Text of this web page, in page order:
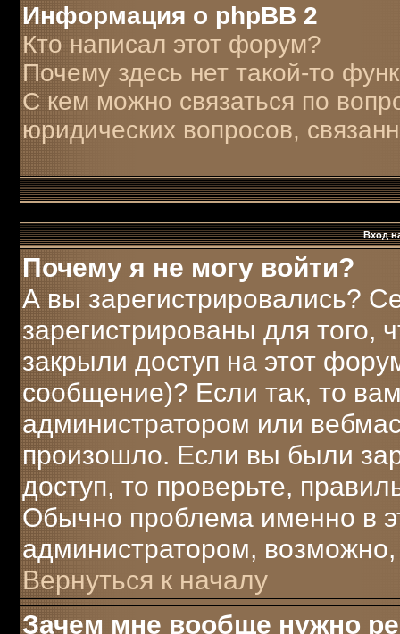
Информация о phpBB 2
Кто написал этот форум?
Почему здесь нет такой-то
С кем можно связаться по
юридических вопросов,
Вход
Почему я не могу войти?
А вы зарегистрировались?
зарегистрированы для
закрыли доступ на этот
сообщение)? Если так, то
администратором или
произошло. Если вы были
доступ, то проверьте,
Обычно проблема именно в
администратором,
Вернуться к началу
Зачем мне вообще нужно